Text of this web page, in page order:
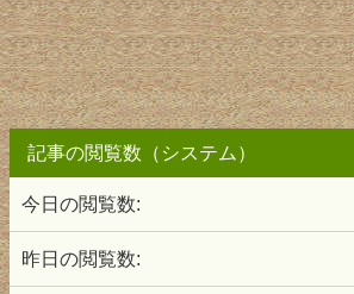
記事の閲覧数（システム）
今日の閲覧数:
昨日の閲覧数: